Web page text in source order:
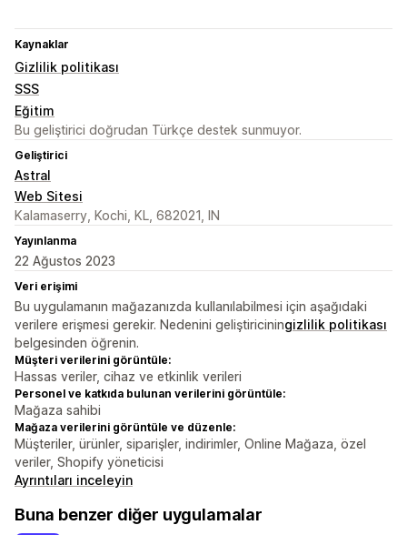
Kaynaklar
Gizlilik politikası
SSS
Eğitim
Bu geliştirici doğrudan Türkçe destek sunmuyor.
Geliştirici
Astral
Web Sitesi
Kalamaserry, Kochi, KL, 682021, IN
Yayınlanma
22 Ağustos 2023
Veri erişimi
Bu uygulamanın mağazanızda kullanılabilmesi için aşağıdaki
verilere erişmesi gerekir. Nedenini geliştiriciningizlilik politikası
belgesinden öğrenin.
Müşteri verilerini görüntüle:
Hassas veriler, cihaz ve etkinlik verileri
Personel ve katkıda bulunan verilerini görüntüle:
Mağaza sahibi
Mağaza verilerini görüntüle ve düzenle:
Müşteriler, ürünler, siparişler, indirimler, Online Mağaza, özel
veriler, Shopify yöneticisi
Ayrıntıları inceleyin
Buna benzer diğer uygulamalar